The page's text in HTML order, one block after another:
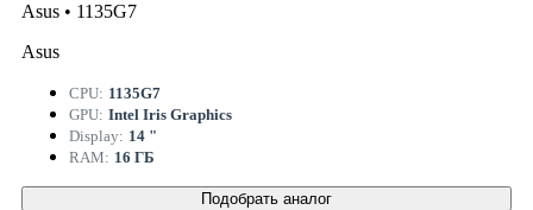
Asus • 1135G7
Asus
CPU: 1135G7
GPU: Intel Iris Graphics
Display: 14 "
RAM: 16 ГБ
Подобрать аналог